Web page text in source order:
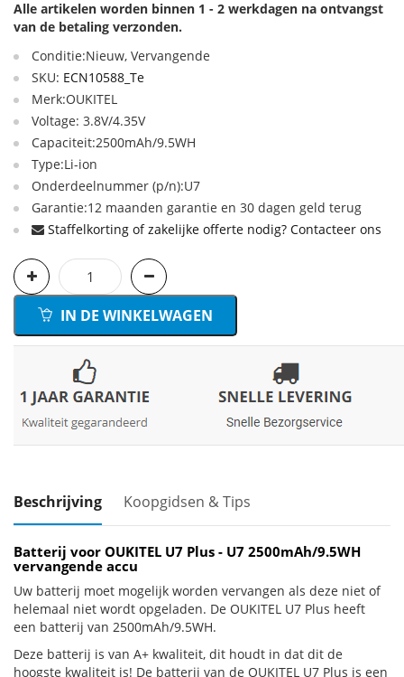
Alle artikelen worden binnen 1 - 2 werkdagen na ontvangst
van de betaling verzonden.
Conditie:Nieuw, Vervangende
SKU: ECN10588_Te
Merk:OUKITEL
Voltage: 3.8V/4.35V
Capaciteit:2500mAh/9.5WH
Type:Li-ion
Onderdeelnummer (p/n):U7
Garantie:12 maanden garantie en 30 dagen geld terug
Staffelkorting of zakelijke offerte nodig? Contacteer ons
IN DE WINKELWAGEN
Beschrijving Koopgidsen & Tips
Batterij voor OUKITEL U7 Plus - U7 2500mAh/9.5WH
vervangende accu
Uw batterij moet mogelijk worden vervangen als deze niet of
helemaal niet wordt opgeladen. De OUKITEL U7 Plus heeft
een batterij van 2500mAh/9.5WH.
Deze batterij is van A+ kwaliteit, dit houdt in dat dit de
hoogste kwaliteit is! De batterij van de OUKITEL U7 Plus is een